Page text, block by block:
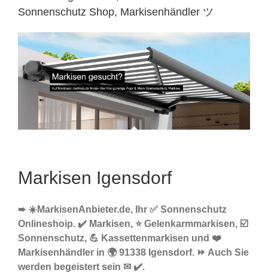
Sonnenschutz Shop, Markisenhändler ツ
Markisen Igensdorf
➨ ☀️MarkisenAnbieter.de, Ihr ✅ Sonnenschutz
Onlineshoip. ✔️ Markisen, ⭐ Gelenkarmmarkisen, ☑️
Sonnenschutz, 💪 Kassettenmarkisen und ❤️
Markisenhändler in 🌍 91338 Igensdorf. ⏩ Auch Sie
werden begeistert sein ✉ ✔️.